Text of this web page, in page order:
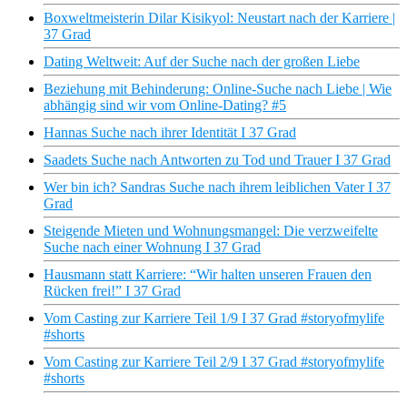
Boxweltmeisterin Dilar Kisikyol: Neustart nach der Karriere |
37 Grad
Dating Weltweit: Auf der Suche nach der großen Liebe
Beziehung mit Behinderung: Online-Suche nach Liebe | Wie
abhängig sind wir vom Online-Dating? #5
Hannas Suche nach ihrer Identität I 37 Grad
Saadets Suche nach Antworten zu Tod und Trauer I 37 Grad
Wer bin ich? Sandras Suche nach ihrem leiblichen Vater I 37
Grad
Steigende Mieten und Wohnungsmangel: Die verzweifelte
Suche nach einer Wohnung I 37 Grad
Hausmann statt Karriere: “Wir halten unseren Frauen den
Rücken frei!” I 37 Grad
Vom Casting zur Karriere Teil 1/9 I 37 Grad #storyofmylife
#shorts
Vom Casting zur Karriere Teil 2/9 I 37 Grad #storyofmylife
#shorts